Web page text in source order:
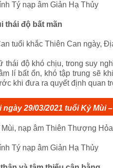
Tý nạp âm Giản Hạ Thủy
thái độ bất mãn
tuổi khắc Thiên Can ngày,
thái độ khó chịu, trong suy
lí bất ổn, khó tập trung sẽ
khi đưa ra quyết định quan
ngày 29/03/2021 tuổi Kỷ Mùi
Mùi, nạp âm Thiên Thượng Hỏa
Tý nạp âm Giản Hạ Thủy